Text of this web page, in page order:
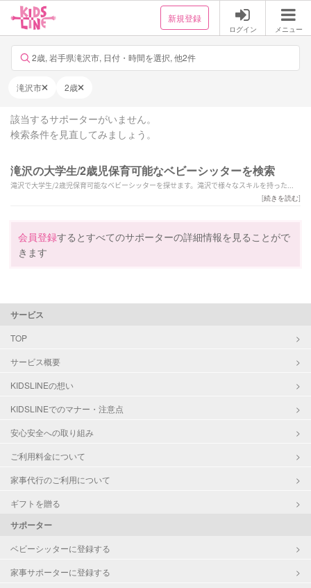
新規登録
ログイン メニュー
2歳, 岩手県滝沢市, 日付・時間を選択, 他2件
滝沢市 2歳
該当するサポーターがいません。
検索条件を見直してみましょう。
滝沢の大学生/2歳児保育可能なベビーシッターを検索
滝沢で大学生/2歳児保育可能なベビーシッターを探せます。滝沢で様々なスキルを持ったサ
[続きを読む]
会員登録するとすべてのサポーターの詳細情報を見ることがで
きます
サービス
TOP
サービス概要
KIDSLINEの想い
KIDSLINEでのマナー・注意点
安心安全への取り組み
ご利用料金について
家事代行のご利用について
ギフトを贈る
サポーター
ベビーシッターに登録する
家事サポーターに登録する